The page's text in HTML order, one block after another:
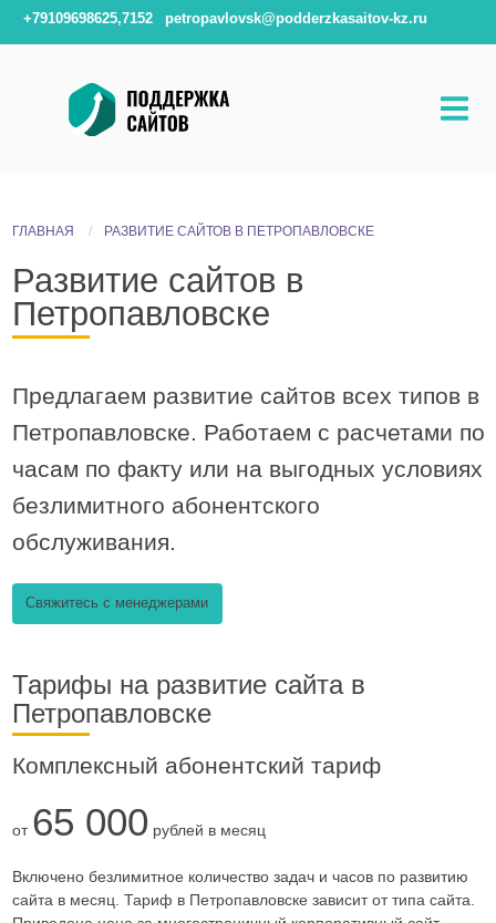
+79109698625,7152 petropavlovsk@podderzkasaitov-kz.ru
ГЛАВНАЯ РАЗВИТИЕ САЙТОВ В ПЕТРОПАВЛОВСКЕ
Развитие сайтов в
Петропавловске
Предлагаем развитие сайтов всех типов в
Петропавловске. Работаем с расчетами по
часам по факту или на выгодных условиях
безлимитного абонентского
обслуживания.
Свяжитесь с менеджерами
Тарифы на развитие сайта в
Петропавловске
Комплексный абонентский тариф
от 65 000 рублей в месяц
Включено безлимитное количество задач и часов по развитию
сайта в месяц. Тариф в Петропавловске зависит от типа сайта.